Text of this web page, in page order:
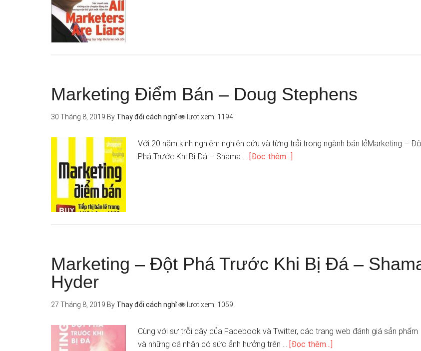
Marketing Điểm Bán – Doug Stephens
30 Tháng 8, 2019 By Thay đổi cách nghĩ lượt xem: 1194
Với 20 năm kinh nghiệm nghiên cứu và từng trải trong ngành bán lẻMarketing –
Phá Trước Khi Bị Đá – Shama … [Đọc thêm...]
Marketing – Đột Phá Trước Khi Bị Đá –
Hyder
27 Tháng 8, 2019 By Thay đổi cách nghĩ lượt xem: 1059
Cùng với sự trỗi dậy của Facebook và Twitter, các trang web đánh giá sản phẩm
và những cá nhân có sức ảnh hưởng trên … [Đọc thêm...]